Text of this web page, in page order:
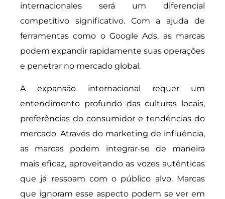
internacionales será um diferencial
competitivo significativo. Com a ajuda de
ferramentas como o Google Ads, as marcas
podem expandir rapidamente suas operações
e penetrar no mercado global.
A expansão internacional requer um
entendimento profundo das culturas locais,
preferências do consumidor e tendências do
mercado. Através do marketing de influência,
as marcas podem integrar-se de maneira
mais eficaz, aproveitando as vozes autênticas
que já ressoam com o público alvo. Marcas
que ignoram esse aspecto podem se ver em